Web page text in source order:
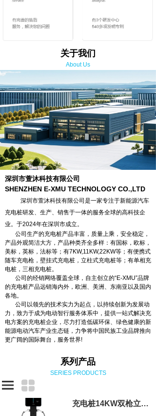
关于我们
About Us
深圳市萱沐科技有限公司
SHENZHEN E-XMU TECHNOLOGY CO.,LTD
深圳市萱沐科技有限公司是一家专注于新能源汽车
充电桩研发、生产、销售于一体的服务全球的高科技企
业。于2024年在深圳市成立。
公司生产的充电桩产品丰富，质量上乘，安全稳定，
产品外观简洁大方，产品种类齐全多样：有国标，欧标，
美标，英标，法标等；有7KW,11KW,22KW等；有便携式
随车充电枪，壁挂式充电桩，立柱式充电桩等；有单相充
电桩，三相充电桩。
公司的经销网络覆盖全球，自主创立的“E-XMU”品牌
的充电桩产品远销海内外，欧洲、美洲、东南亚以及国内
各地。
公司以领先的技术实力为起点，以持续创新为发展动
力，致力于成为电动智行服务体系中，提供一站式解决充
电方案的充电桩企业，尽力打造低碳环保、绿色健康的新
能源电动汽车产业生态链，力争将中国民族工业品牌推向
更广阔的国际舞台，服务世界!
系列产品
SERIES PRODUCTS
充电桩14KW双枪立柱式商用充电桩